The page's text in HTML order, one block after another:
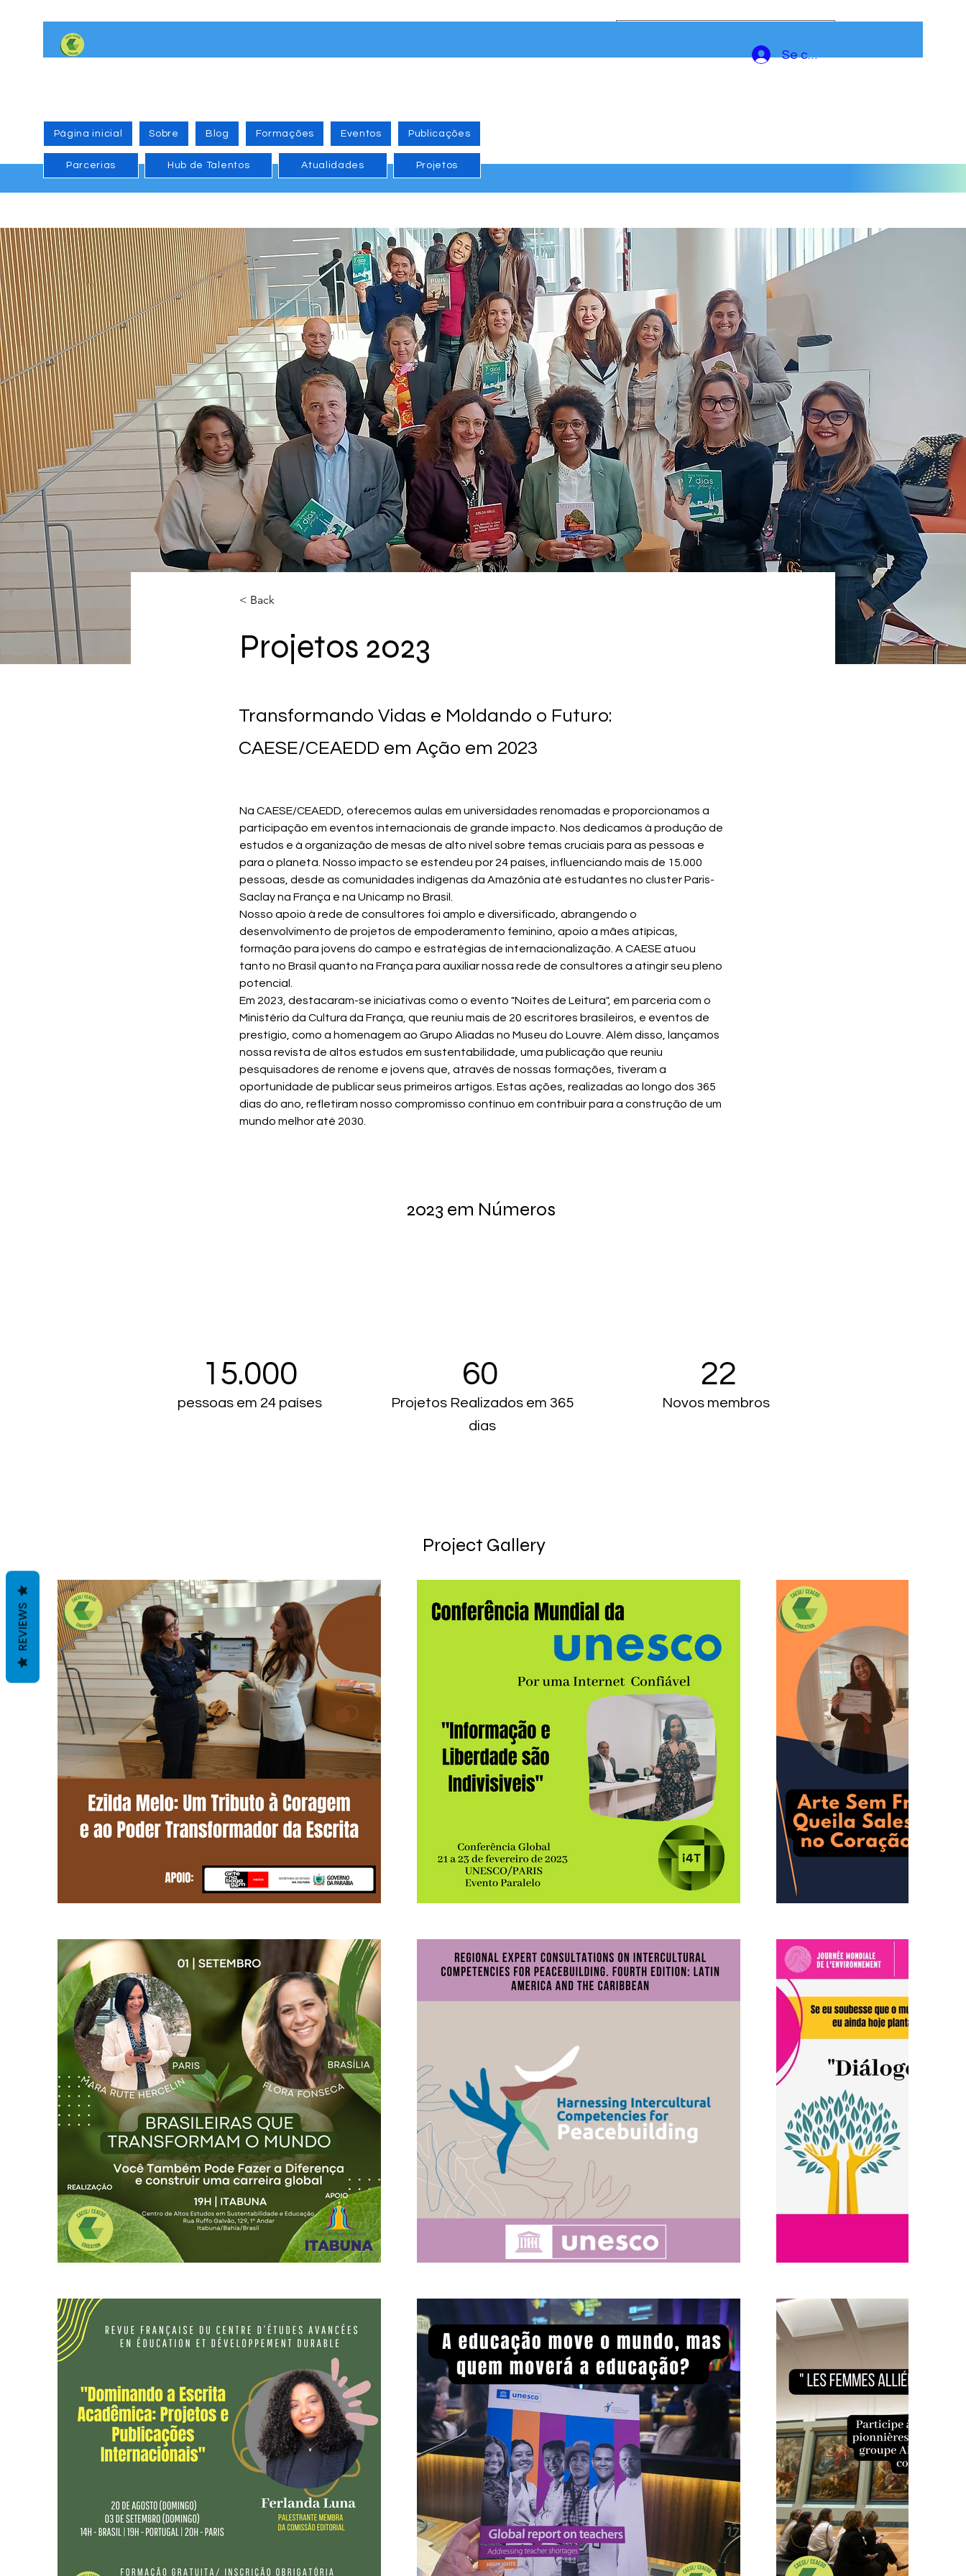
Se connecter
Página inicial Sobre Blog Formações Eventos Publicações
Parcerias Hub de Talentos Atualidades Projetos
< Back
Projetos 2023
Transformando Vidas e Moldando o Futuro:
CAESE/CEAEDD em Ação em 2023
Na CAESE/CEAEDD, oferecemos aulas em universidades renomadas e proporcionamos a
participação em eventos internacionais de grande impacto. Nos dedicamos à produção de
estudos e à organização de mesas de alto nível sobre temas cruciais para as pessoas e
para o planeta. Nosso impacto se estendeu por 24 países, influenciando mais de 15.000
pessoas, desde as comunidades indígenas da Amazônia até estudantes no cluster Paris-
Saclay na França e na Unicamp no Brasil.
Nosso apoio à rede de consultores foi amplo e diversificado, abrangendo o
desenvolvimento de projetos de empoderamento feminino, apoio a mães atípicas,
formação para jovens do campo e estratégias de internacionalização. A CAESE atuou
tanto no Brasil quanto na França para auxiliar nossa rede de consultores a atingir seu pleno
potencial.
Em 2023, destacaram-se iniciativas como o evento "Noites de Leitura", em parceria com o
Ministério da Cultura da França, que reuniu mais de 20 escritores brasileiros, e eventos de
prestígio, como a homenagem ao Grupo Aliadas no Museu do Louvre. Além disso, lançamos
nossa revista de altos estudos em sustentabilidade, uma publicação que reuniu
pesquisadores de renome e jovens que, através de nossas formações, tiveram a
oportunidade de publicar seus primeiros artigos. Estas ações, realizadas ao longo dos 365
dias do ano, refletiram nosso compromisso contínuo em contribuir para a construção de um
mundo melhor até 2030.
2023 em Números
15.000
pessoas em 24 países
60
Projetos Realizados em 365
dias
22
Novos membros
Project Gallery
REVIEWS